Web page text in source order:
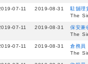
07-11 2019-08-31
駐舖理
The
07-11 2019-08-31
保安兼
The
07-11 2019-08-31
倉務員
The